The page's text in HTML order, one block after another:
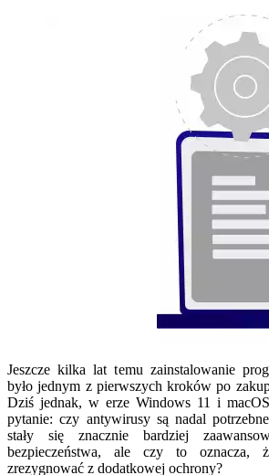
Jeszcze kilka lat temu zainstalowanie
było jednym z pierwszych kroków po
Dziś jednak, w erze Windows 11 i
pytanie: czy antywirusy są nadal
stały się znacznie bardziej
bezpieczeństwa, ale czy to oznacza,
zrezygnować z dodatkowej ochrony?